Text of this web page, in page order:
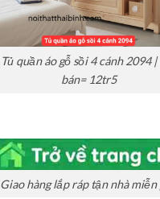
Tủ quần áo gỗ sồi 4 cánh 2094 |
bán= 12tr5
Giao hàng lắp ráp tận nhà miễn